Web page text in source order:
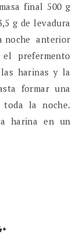
final 500 g
g de levadura
noche anterior
prefermento
harinas y la
formar una
toda la noche.
harina en un